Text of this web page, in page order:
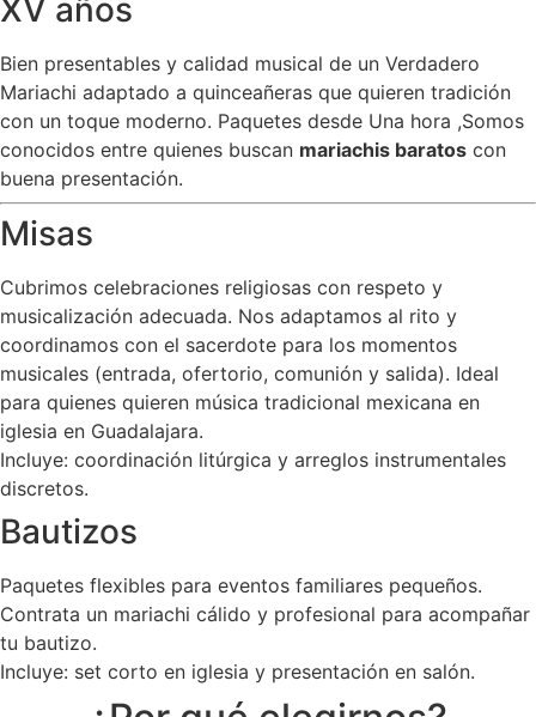
XV años
Bien presentables y calidad musical de un Verdadero
Mariachi adaptado a quinceañeras que quieren tradición
con un toque moderno. Paquetes desde Una hora ,Somos
conocidos entre quienes buscan mariachis baratos con
buena presentación.
Misas
Cubrimos celebraciones religiosas con respeto y
musicalización adecuada. Nos adaptamos al rito y
coordinamos con el sacerdote para los momentos
musicales (entrada, ofertorio, comunión y salida). Ideal
para quienes quieren música tradicional mexicana en
iglesia en Guadalajara.
Incluye: coordinación litúrgica y arreglos instrumentales
discretos.
Bautizos
Paquetes flexibles para eventos familiares pequeños.
Contrata un mariachi cálido y profesional para acompañar
tu bautizo.
Incluye: set corto en iglesia y presentación en salón.